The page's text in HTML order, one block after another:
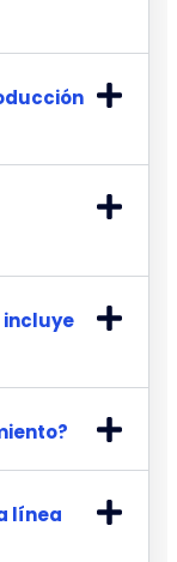
incluye
línea